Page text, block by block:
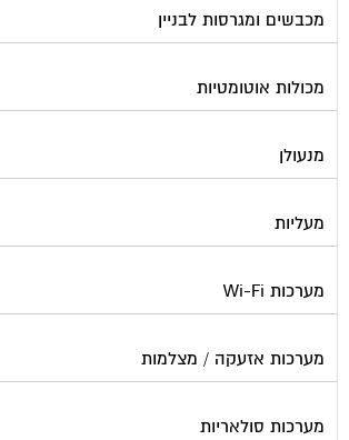
מכבשים ומגרסות לבניין
מכולות אוטומטיות
מנעולן
מעליות
מערכות Wi-Fi
מערכות אזעקה / מצלמות
מערכות סולאריות